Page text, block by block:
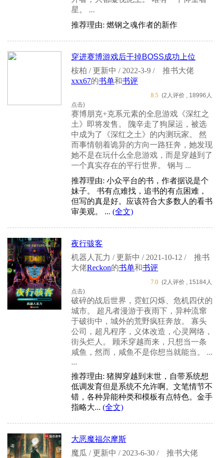
星。 ...
推荐理由: 燃钢之魂作者的新作
穿进赛博游戏后干掉BOSS成功上位
桉柏 / 更新中 / 2022-3-9 /
推书大佬
xxx67的书单和书评
8.5 (2人评价 , 18996人
点击)
赛博朋克+克系元素的全息游戏《深红之
土》即将发售。 隗辛走了狗屎运，被选
中成为了《深红之土》的内测玩家。 然
而事情朝着诡异的方向一路狂奔，她发现
她不是在玩什么全息游戏，而是穿越到了
一个真实存在的平行世界。 钢与 ...
推荐理由: 小众平台的书，作者据说是个
妹子。 书有点难找，追书的有点困难，
但写的真是好。应该符合大多数人的看书
审美观。 ... (全文)
夜行骇客
机器人瓦力 / 更新中 / 2021-10-12 /
推书
大佬Reckon的书单和书评
7.0 (2人评价 , 15184人
点击)
破碎的战后世界，霓虹闪烁、危机四伏的
城市。 超凡者漫游于夜雨下，异种流窜
于破街中，城外的荒野疯狂奔放。 寡头
公司，超凡程序，义体改造，心灵网络，
街头烂人。 顾禾穿越而来，只想当一条
咸鱼，然而，咸鱼不是你想当就能当。 ...
...
推荐理由: 猪脚穿越到末世，自带系统想
低调发育但是系统不允许啊。文笔情节不
错，各种异能种类和模板有点特色。金手
指略大... (全文)
大恶魔福尔摩斯
魔瓜 / 更新中 / 2023-6-30 /
推书大佬